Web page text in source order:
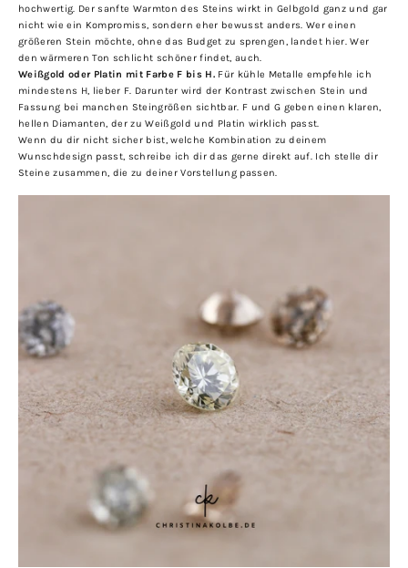
hochwertig. Der sanfte Warmton des Steins wirkt in Gelbgold ganz und gar
nicht wie ein Kompromiss, sondern eher bewusst anders. Wer einen
größeren Stein möchte, ohne das Budget zu sprengen, landet hier. Wer
den wärmeren Ton schlicht schöner findet, auch.
Weißgold oder Platin mit Farbe F bis H.Für kühle Metalle empfehle ich
mindestens H, lieber F. Darunter wird der Kontrast zwischen Stein und
Fassung bei manchen Steingrößen sichtbar. F und G geben einen klaren,
hellen Diamanten, der zu Weißgold und Platin wirklich passt.
Wenn du dir nicht sicher bist, welche Kombination zu deinem
Wunschdesign passt, schreibe ich dir das gerne direkt auf. Ich stelle dir
Steine zusammen, die zu deiner Vorstellung passen.